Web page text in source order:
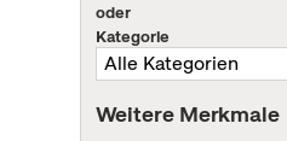
oder
Kategorie
Weitere Merkmale